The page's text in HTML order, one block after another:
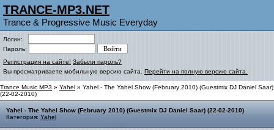
TRANCE-MP3.NET
Trance & Progressive Music Everyday
Логин:
Пароль:
Регистрация на сайте! Забыли пароль?
Вы просматриваете мобильную версию сайта. Перейти на полную версию сайта.
Trance Music MP3 » Yahel » Yahel - The Yahel Show (February 2010) (Guestmix DJ Daniel Saar)
(22-02-2010)
Yahel - The Yahel Show (February 2010) (Guestmix DJ Daniel Saar) (22-02-2010)
Категория: Yahel